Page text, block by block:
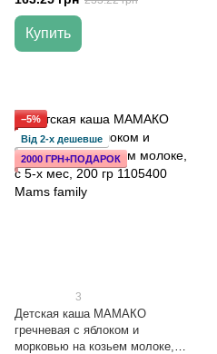
Купить
−5%
Від 2-х дешевше
2000 ГРН+ПОДАРОК
3
Детская каша МАМАКО
гречневая с яблоком и
морковью на козьем молоке, с